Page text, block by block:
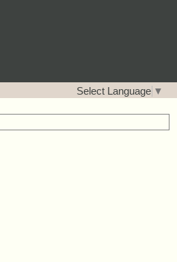
Select Language ▼